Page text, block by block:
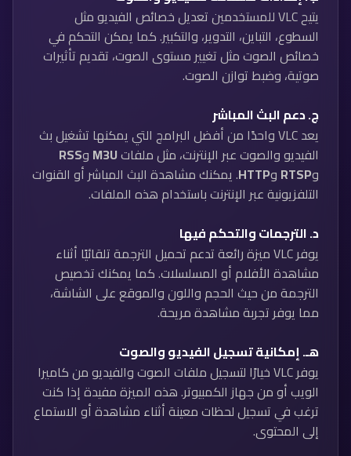
يتيح VLC للمستخدمين تعديل خصائص الفيديو مثل
السطوع، التباين، التدوير، والتكبير. كما يمكن التحكم في
خصائص الصوت مثل تغيير مستوى الصوت، تقديم تأثيرات
صوتية، وضبط توازن الصوت.
ج.دعم البث المباشر
يعد VLC واحدًا من أفضل البرامج التي يمكنها تشغيل بث
الفيديو والصوت عبر الإنترنت، مثل ملفاتM3U وRSS
وRTSP وHTTP. يمكنك مشاهدة البث المباشر أو القنوات
التلفزيونية عبر الإنترنت باستخدام هذه الملفات.
د.الترجمات والتحكم فيها
يوفر VLC ميزة رائعة تدعم تحميل الترجمة تلقائيًا أثناء
مشاهدة الأفلام أو المسلسلات. كما يمكنك تخصيص
الترجمة من حيث الحجم واللون والموقع على الشاشة،
مما يوفر تجربة مشاهدة مريحة.
هـ.إمكانية تسجيل الفيديو والصوت
يوفر VLC خيارًا لتسجيل ملفات الصوت والفيديو من كاميرا
الويب أو من جهاز الكمبيوتر. هذه الميزة مفيدة إذا كنت
ترغب في تسجيل لحظات معينة أثناء مشاهدة أو الاستماع
إلى المحتوى.